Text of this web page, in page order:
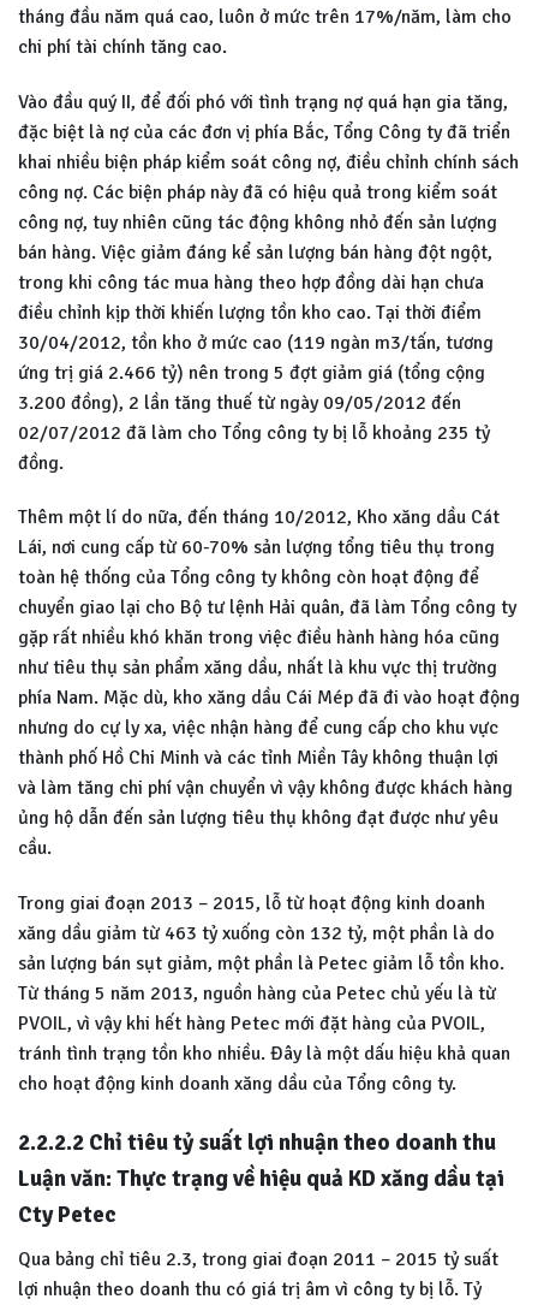
tháng đầu năm quá cao, luôn ở mức trên 17%/năm, làm cho
chi phí tài chính tăng cao.
Vào đầu quý II, để đối phó với tình trạng nợ quá hạn gia tăng,
đặc biệt là nợ của các đơn vị phía Bắc, Tổng Công ty đã triển
khai nhiều biện pháp kiểm soát công nợ, điều chỉnh chính sách
công nợ. Các biện pháp này đã có hiệu quả trong kiểm soát
công nợ, tuy nhiên cũng tác động không nhỏ đến sản lượng
bán hàng. Việc giảm đáng kể sản lượng bán hàng đột ngột,
trong khi công tác mua hàng theo hợp đồng dài hạn chưa
điều chỉnh kịp thời khiến lượng tồn kho cao. Tại thời điểm
30/04/2012, tồn kho ở mức cao (119 ngàn m3/tấn, tương
ứng trị giá 2.466 tỷ) nên trong 5 đợt giảm giá (tổng cộng
3.200 đồng), 2 lần tăng thuế từ ngày 09/05/2012 đến
02/07/2012 đã làm cho Tổng công ty bị lỗ khoảng 235 tỷ
đồng.
Thêm một lí do nữa, đến tháng 10/2012, Kho xăng dầu Cát
Lái, nơi cung cấp từ 60-70% sản lượng tổng tiêu thụ trong
toàn hệ thống của Tổng công ty không còn hoạt động để
chuyển giao lại cho Bộ tư lệnh Hải quân, đã làm Tổng công ty
gặp rất nhiều khó khăn trong việc điều hành hàng hóa cũng
như tiêu thụ sản phẩm xăng dầu, nhất là khu vực thị trường
phía Nam. Mặc dù, kho xăng dầu Cái Mép đã đi vào hoạt động
nhưng do cự ly xa, việc nhận hàng để cung cấp cho khu vực
thành phố Hồ Chi Minh và các tỉnh Miền Tây không thuận lợi
và làm tăng chi phí vận chuyển vì vậy không được khách hàng
ủng hộ dẫn đến sản lượng tiêu thụ không đạt được như yêu
cầu.
Trong giai đoạn 2013 – 2015, lỗ từ hoạt động kinh doanh
xăng dầu giảm từ 463 tỷ xuống còn 132 tỷ, một phần là do
sản lượng bán sụt giảm, một phần là Petec giảm lỗ tồn kho.
Từ tháng 5 năm 2013, nguồn hàng của Petec chủ yếu là từ
PVOIL, vì vậy khi hết hàng Petec mới đặt hàng của PVOIL,
tránh tình trạng tồn kho nhiều. Đây là một dấu hiệu khả quan
cho hoạt động kinh doanh xăng dầu của Tổng công ty.
2.2.2.2 Chỉ tiêu tỷ suất lợi nhuận theo doanh thu
Luận văn: Thực trạng về hiệu quả KD xăng dầu tại
Cty Petec
Qua bảng chỉ tiêu 2.3, trong giai đoạn 2011 – 2015 tỷ suất
lợi nhuận theo doanh thu có giá trị âm vì công ty bị lỗ. Tỷ